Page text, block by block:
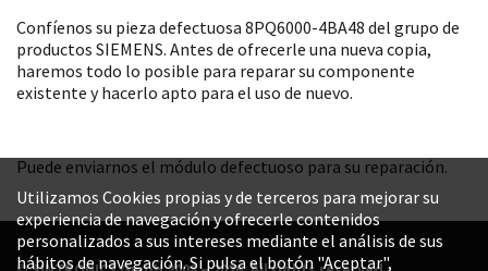
Confíenos su pieza defectuosa 8PQ6000-4BA48 del grupo de
productos SIEMENS. Antes de ofrecerle una nueva copia,
haremos todo lo posible para reparar su componente
existente y hacerlo apto para el uso de nuevo.
Puede enviarnos el módulo defectuoso para su reparación.
Utilizamos Cookies propias y de terceros para mejorar su
experiencia de navegación y ofrecerle contenidos
personalizados a sus intereses mediante el análisis de sus
hábitos de navegación. Si pulsa el botón "Aceptar",